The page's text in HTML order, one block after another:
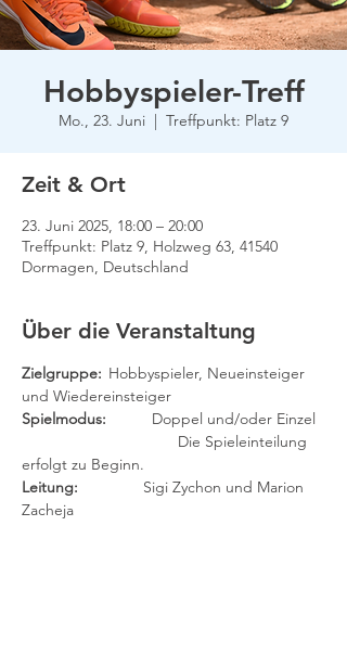
Hobbyspieler-Treff
Mo., 23. Juni
  |
Treffpunkt: Platz 9
Zeit & Ort
23. Juni 2025, 18:00 – 20:00
Treffpunkt: Platz 9, Holzweg 63, 41540
Dormagen, Deutschland
Über die Veranstaltung
Zielgruppe:
und Wiedereinsteiger
Spielmodus:
Doppel und/oder Einzel
erfolgt zu Beginn.
Sigi Zychon und Marion
Zacheja